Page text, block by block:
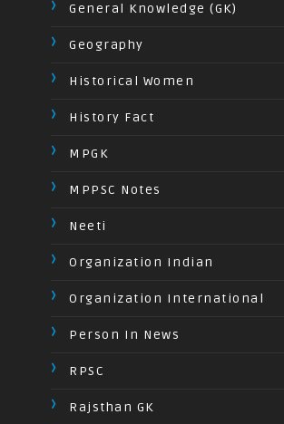
General Knowledge (GK)
Geography
Historical Women
History Fact
MPGK
MPPSC Notes
Neeti
Organization Indian
Organization International
Person In News
RPSC
Rajsthan GK